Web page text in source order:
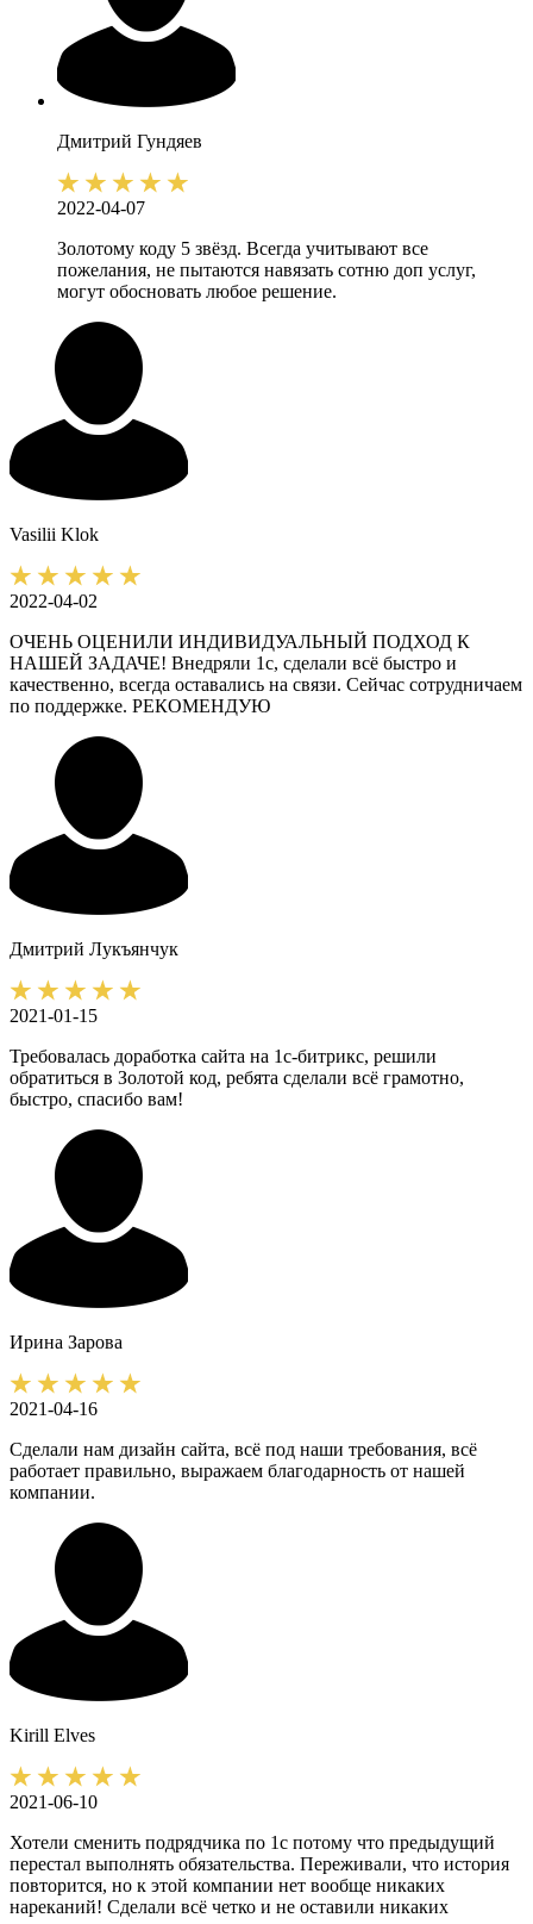
Дмитрий Гундяев
2022-04-07
Золотому коду 5 звёзд. Всегда учитывают все
пожелания, не пытаются навязать сотню доп услуг,
могут обосновать любое решение.
Vasilii Klok
2022-04-02
ОЧЕНЬ ОЦЕНИЛИ ИНДИВИДУАЛЬНЫЙ ПОДХОД К
НАШЕЙ ЗАДАЧЕ! Внедряли 1с, сделали всё быстро и
качественно, всегда оставались на связи. Сейчас сотрудничаем
по поддержке. РЕКОМЕНДУЮ
Дмитрий Лукъянчук
2021-01-15
Требовалась доработка сайта на 1с-битрикс, решили
обратиться в Золотой код, ребята сделали всё грамотно,
быстро, спасибо вам!
Ирина Зарова
2021-04-16
Сделали нам дизайн сайта, всё под наши требования, всё
работает правильно, выражаем благодарность от нашей
компании.
Kirill Elves
2021-06-10
Хотели сменить подрядчика по 1с потому что предыдущий
перестал выполнять обязательства. Переживали, что история
повторится, но к этой компании нет вообще никаких
нареканий! Сделали всё четко и не оставили никаких